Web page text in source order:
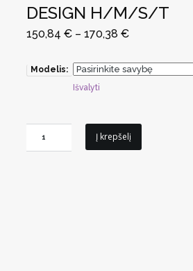
DESIGN H/M/S/T
150,84 €– 170,38 €
Modelis:
Išvalyti
kiekis:
Į krepšelį